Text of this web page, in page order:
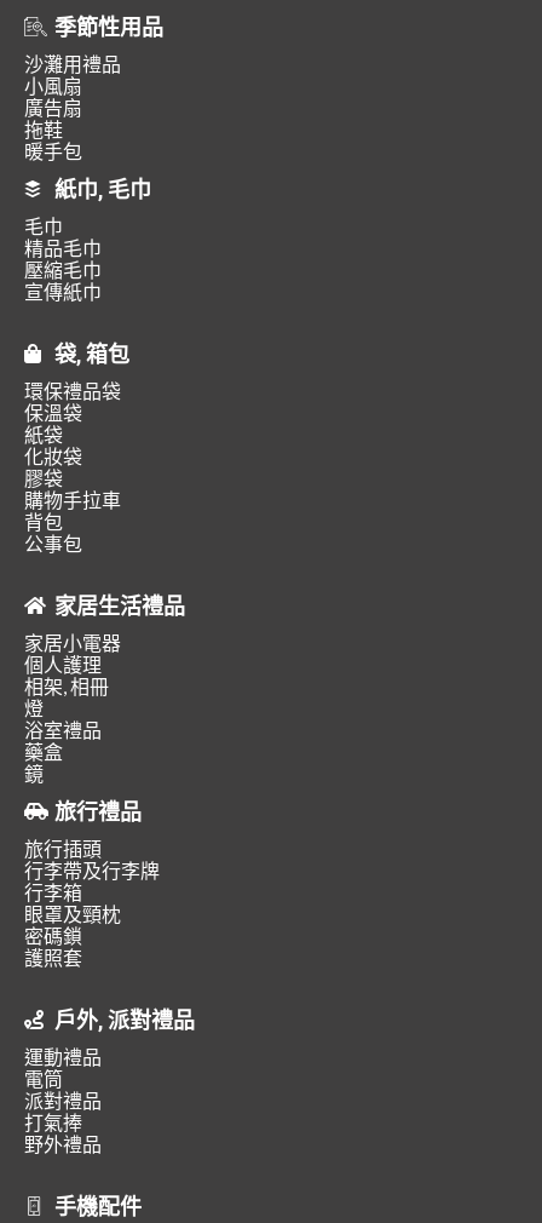
季節性用品
沙灘用禮品
小風扇
廣告扇
拖鞋
暖手包
紙巾, 毛巾
毛巾
精品毛巾
壓縮毛巾
宣傳紙巾
袋, 箱包
環保禮品袋
保溫袋
紙袋
化妝袋
膠袋
購物手拉車
背包
公事包
家居生活禮品
家居小電器
個人護理
相架, 相冊
燈
浴室禮品
藥盒
鏡
旅行禮品
旅行插頭
行李帶及行李牌
行李箱
眼罩及頸枕
密碼鎖
護照套
戶外, 派對禮品
運動禮品
電筒
派對禮品
打氣捧
野外禮品
手機配件